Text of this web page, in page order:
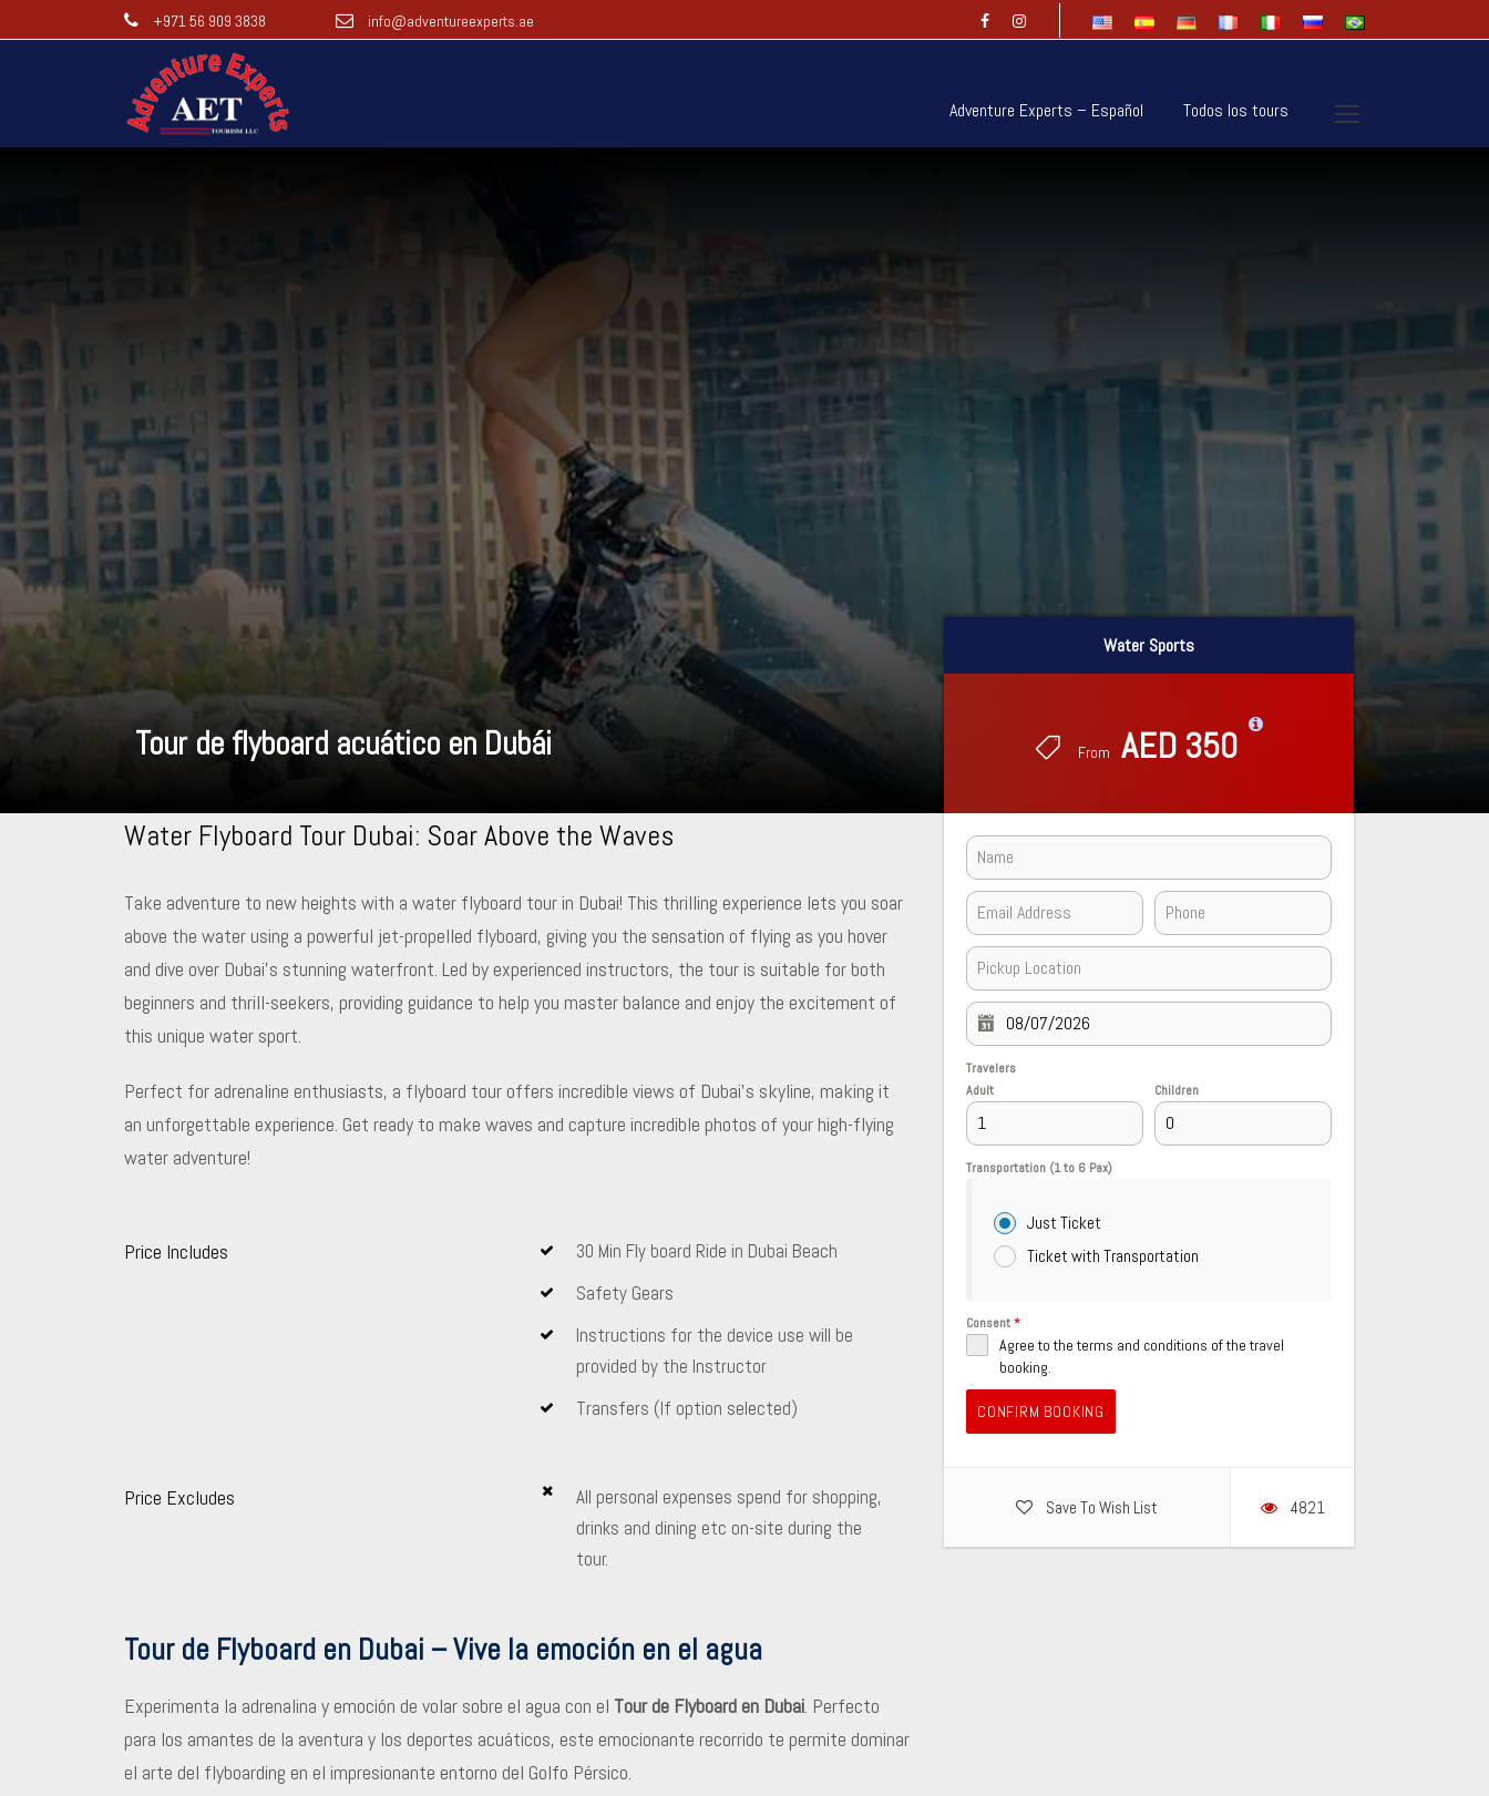
+971 56 909 3838 info@adventureexperts.ae
Adventure Experts – Español Todos los tours
Tour de flyboard acuático en Dubái
Water Sports
From AED 350
Water Sports
From AED 350
Travelers
Adult
Children
Transportation (1 to 6 Pax)
Just Ticket
Ticket with Transportation
Consent*
Agree to the terms and conditions of the travel
booking.
CONFIRM BOOKING
Save To Wish List 4821
Water Flyboard Tour Dubai: Soar Above the Waves
Take adventure to new heights with a water flyboard tour in Dubai! This thrilling experience lets you soar
above the water using a powerful jet-propelled flyboard, giving you the sensation of flying as you hover
and dive over Dubai’s stunning waterfront. Led by experienced instructors, the tour is suitable for both
beginners and thrill-seekers, providing guidance to help you master balance and enjoy the excitement of
this unique water sport.
Perfect for adrenaline enthusiasts, a flyboard tour offers incredible views of Dubai’s skyline, making it
an unforgettable experience. Get ready to make waves and capture incredible photos of your high-flying
water adventure!
Price Includes
30 Min Fly board Ride in Dubai Beach
Safety Gears
Instructions for the device use will be
provided by the Instructor
Transfers (If option selected)
Price Excludes
All personal expenses spend for shopping,
drinks and dining etc on-site during the
tour.
Tour de Flyboard en Dubai – Vive la emoción en el agua
Experimenta la adrenalina y emoción de volar sobre el agua con el Tour de Flyboard en Dubai. Perfecto
para los amantes de la aventura y los deportes acuáticos, este emocionante recorrido te permite dominar
el arte del flyboarding en el impresionante entorno del Golfo Pérsico.